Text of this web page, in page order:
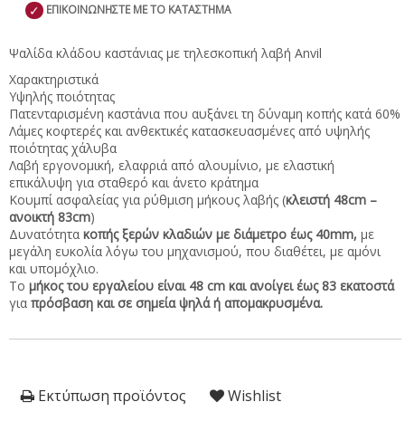
✓ ΕΠΙΚΟΙΝΩΝΗΣΤΕ ΜΕ ΤΟ ΚΑΤΑΣΤΗΜΑ
Ψαλίδα κλάδου καστάνιας με τηλεσκοπική λαβή Anvil
Χαρακτηριστικά
Υψηλής ποιότητας
Πατενταρισμένη καστάνια που αυξάνει τη δύναμη κοπής κατά 60%
Λάμες κοφτερές και ανθεκτικές κατασκευασμένες από υψηλής
ποιότητας χάλυβα
Λαβή εργονομική, ελαφριά από αλουμίνιο, με ελαστική
επικάλυψη για σταθερό και άνετο κράτημα
Κουμπί ασφαλείας για ρύθμιση μήκους λαβής (κλειστή 48cm –
ανοικτή 83cm)
Δυνατότητα κοπής ξερών κλαδιών με διάμετρο έως 40mm, με
μεγάλη ευκολία λόγω του μηχανισμού, που διαθέτει, με αμόνι
και υπομόχλιο.
Το μήκος του εργαλείου είναι 48 cm και ανοίγει έως 83 εκατοστά
για πρόσβαση και σε σημεία ψηλά ή απομακρυσμένα.
Εκτύπωση προϊόντος
Wishlist